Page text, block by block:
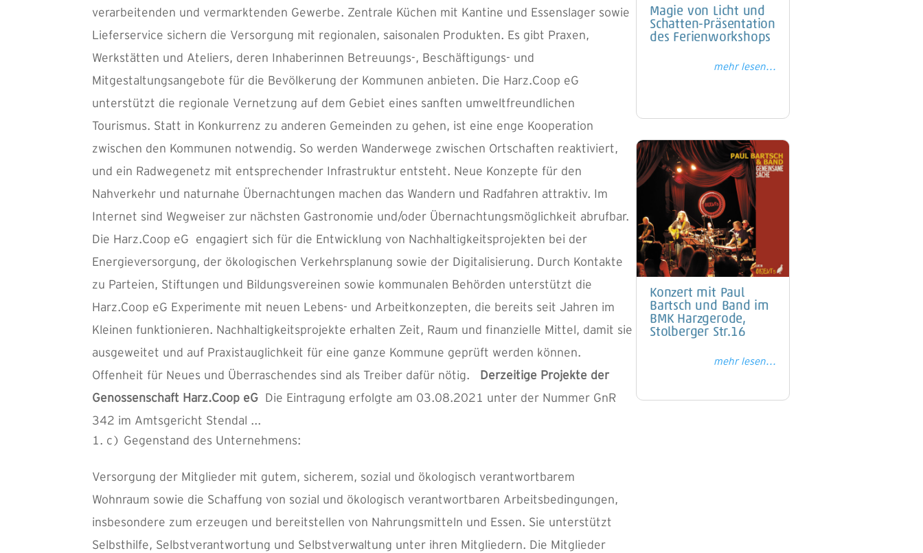
verarbeitenden und vermarktenden Gewerbe. Zentrale Küchen mit Kantine und Essenslager sowie
Lieferservice sichern die Versorgung mit regionalen, saisonalen Produkten. Es gibt Praxen,
Werkstätten und Ateliers, deren Inhaberinnen Betreuungs-, Beschäftigungs- und
Mitgestaltungsangebote für die Bevölkerung der Kommunen anbieten. Die Harz.Coop eG
unterstützt die regionale Vernetzung auf dem Gebiet eines sanften umweltfreundlichen
Tourismus. Statt in Konkurrenz zu anderen Gemeinden zu gehen, ist eine enge Kooperation
zwischen den Kommunen notwendig. So werden Wanderwege zwischen Ortschaften reaktiviert,
und ein Radwegenetz mit entsprechender Infrastruktur entsteht. Neue Konzepte für den
Nahverkehr und naturnahe Übernachtungen machen das Wandern und Radfahren attraktiv. Im
Internet sind Wegweiser zur nächsten Gastronomie und/oder Übernachtungsmöglichkeit abrufbar.
Die Harz.Coop eG engagiert sich für die Entwicklung von Nachhaltigkeitsprojekten bei der
Energieversorgung, der ökologischen Verkehrsplanung sowie der Digitalisierung. Durch Kontakte
zu Parteien, Stiftungen und Bildungsvereinen sowie kommunalen Behörden unterstützt die
Harz.Coop eG Experimente mit neuen Lebens- und Arbeitkonzepten, die bereits seit Jahren im
Kleinen funktionieren. Nachhaltigkeitsprojekte erhalten Zeit, Raum und finanzielle Mittel, damit sie
ausgeweitet und auf Praxistauglichkeit für eine ganze Kommune geprüft werden können.
Offenheit für Neues und Überraschendes sind als Treiber dafür nötig. Derzeitige Projekte der
Genossenschaft Harz.Coop eG Die Eintragung erfolgte am 03.08.2021 unter der Nummer GnR
342 im Amtsgericht Stendal ...
c) Gegenstand des Unternehmens:
Versorgung der Mitglieder mit gutem, sicherem, sozial und ökologisch verantwortbarem
Wohnraum sowie die Schaffung von sozial und ökologisch verantwortbaren Arbeitsbedingungen,
insbesondere zum erzeugen und bereitstellen von Nahrungsmitteln und Essen. Sie unterstützt
Selbsthilfe, Selbstverantwortung und Selbstverwaltung unter ihren Mitgliedern. Die Mitglieder
Magie von Licht und
Schatten-Präsentation
des Ferienworkshops
mehr lesen...
Konzert mit Paul
Bartsch und Band im
BMK Harzgerode,
Stolberger Str.16
mehr lesen...